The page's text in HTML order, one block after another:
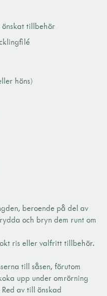
tillbehör
höns)
beroende på del av
och bryn dem runt om
ris eller valfritt tillbehör.
till såsen, förutom
upp under omrörning
av till önskad